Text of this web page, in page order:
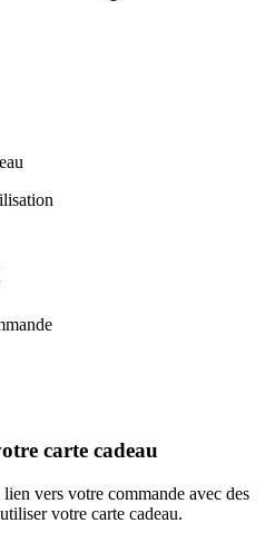
carte cadeau
vers votre commande avec des
votre carte cadeau.